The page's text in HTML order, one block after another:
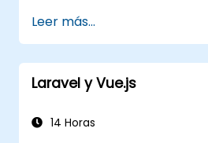
Leer más...
Laravel y Vue.js
14 Horas